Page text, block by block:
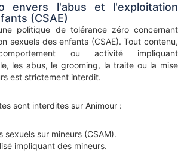
envers l'abus et l'exploitation
(CSAE)
politique de tolérance zéro concernant
sexuels des enfants (CSAE). Tout contenu,
ou activité impliquant
les abus, le grooming, la traite ou la mise
est strictement interdit.
sont interdites sur Animour :
sexuels sur mineurs (CSAM).
impliquant des mineurs.